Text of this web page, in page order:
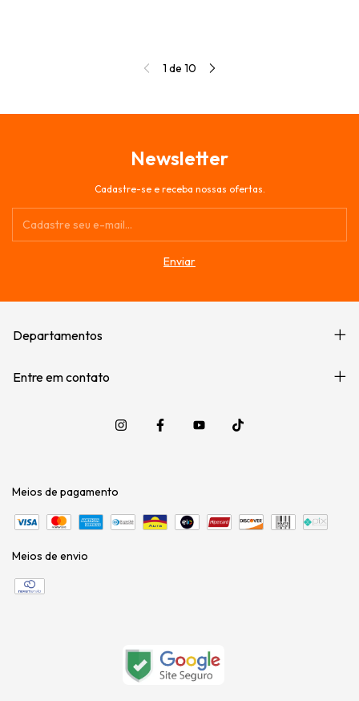
1 de 10
Newsletter
Cadastre-se e receba nossas ofertas.
Departamentos
Entre em contato
Meios de pagamento
Meios de envio